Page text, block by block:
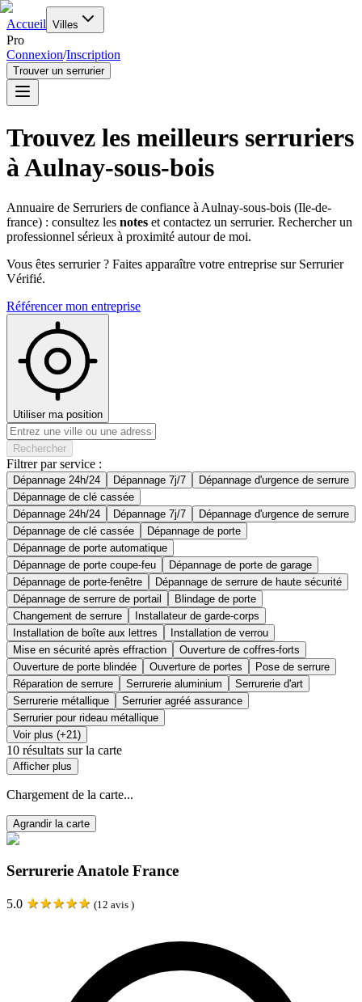
Accueil Villes
Pro
Connexion/Inscription
Trouver un serrurier
Trouvez les meilleurs serruriers
àAulnay-sous-bois
Annuaire de Serruriers de confiance à Aulnay-sous-bois (Ile-de-
france) : consultez les notes et contactez un serrurier. Rechercher un
professionnel sérieux à proximité autour de moi.
Vous êtes serrurier ? Faites apparaître votre entreprise sur Serrurier
Vérifié.
Référencer mon entreprise
Utiliser ma position
Rechercher
Filtrer par service :
Dépannage 24h/24 Dépannage 7j/7
Dépannage d'urgence de serrure
Dépannage de clé cassée
Dépannage 24h/24
Dépannage 7j/7
Dépannage d'urgence de serrure
Dépannage de clé cassée
Dépannage de porte
Dépannage de porte automatique
Dépannage de porte coupe-feu
Dépannage de porte de garage
Dépannage de porte-fenêtre
Dépannage de serrure de haute sécurité
Dépannage de serrure de portail
Blindage de porte
Changement de serrure
Installateur de garde-corps
Installation de boîte aux lettres
Installation de verrou
Mise en sécurité après effraction
Ouverture de coffres-forts
Ouverture de porte blindée
Ouverture de portes
Pose de serrure
Réparation de serrure
Serrurerie aluminium
Serrurerie d'art
Serrurerie métallique
Serrurier agréé assurance
Serrurier pour rideau métallique
Voir plus (+21)
10 résultats sur la carte
Afficher plus
Chargement de la carte...
Agrandir la carte
Serrurerie Anatole France
5.0 ★★★★★ (12 avis )